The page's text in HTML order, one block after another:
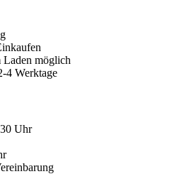
möglich
4 Werktage
Uhr